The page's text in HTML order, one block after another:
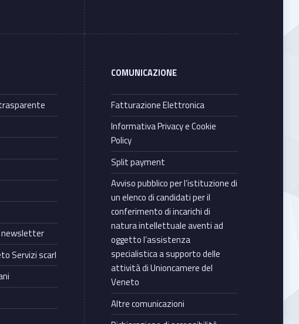
newsletter
Servizi scarl
COMUNICAZIONE
Fatturazione Elettronica
Informativa Privacy e Cookie
Policy
Split payment
Avviso pubblico per l’istituzione di
un elenco di candidati per il
conferimento di incarichi di
natura intellettuale aventi ad
oggetto l’assistenza
specialistica a supporto delle
attività di Unioncamere del
Veneto
Altre comunicazioni